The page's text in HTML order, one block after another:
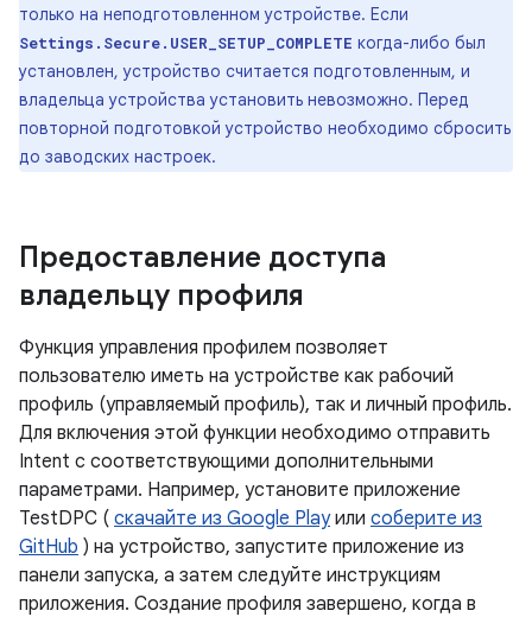
только на неподготовленном устройстве. Если
Settings.Secure.USER_SETUP_COMPLETE когда-либо был
установлен, устройство считается подготовленным, и
владельца устройства установить невозможно. Перед
повторной подготовкой устройство необходимо сбросить
до заводских настроек.
Предоставление доступа
владельцу профиля
Функция управления профилем позволяет
пользователю иметь на устройстве как рабочий
профиль (управляемый профиль), так и личный профиль.
Для включения этой функции необходимо отправить
Intent с соответствующими дополнительными
параметрами. Например, установите приложение
TestDPC ( скачайте из Google Playили соберите из
GitHub ) на устройство, запустите приложение из
панели запуска, а затем следуйте инструкциям
приложения. Создание профиля завершено, когда в